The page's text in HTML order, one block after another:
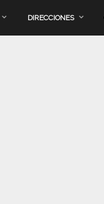
DIRECCIONES